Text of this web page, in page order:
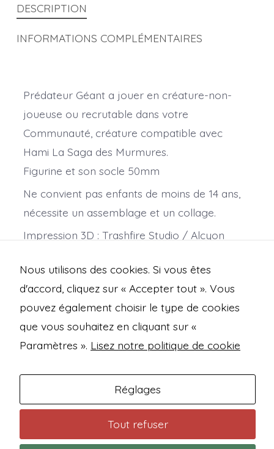
DESCRIPTION
INFORMATIONS COMPLÉMENTAIRES
Prédateur Géant a jouer en créature-non-
joueuse ou recrutable dans votre
Communauté, créature compatible avec
Hami La Saga des Murmures.
Figurine et son socle 50mm
Ne convient pas enfants de moins de 14 ans,
nécessite un assemblage et un collage.
Impression 3D : Trashfire Studio / Alcyon
Modélisation: Cédric Snowmodel
in
new
tab
Open
Instagram
in
a
new
tab
Mastodon
in
a
new
tab
in
new
Politique de confidentialité
Conditions générales de vente
Contact
Nous utilisons des cookies. Si vous êtes
d'accord, cliquez sur « Accepter tout ». Vous
pouvez également choisir le type de cookies
que vous souhaitez en cliquant sur «
Paramètres ». Lisez notre politique de cookie
Réglages
Tout refuser